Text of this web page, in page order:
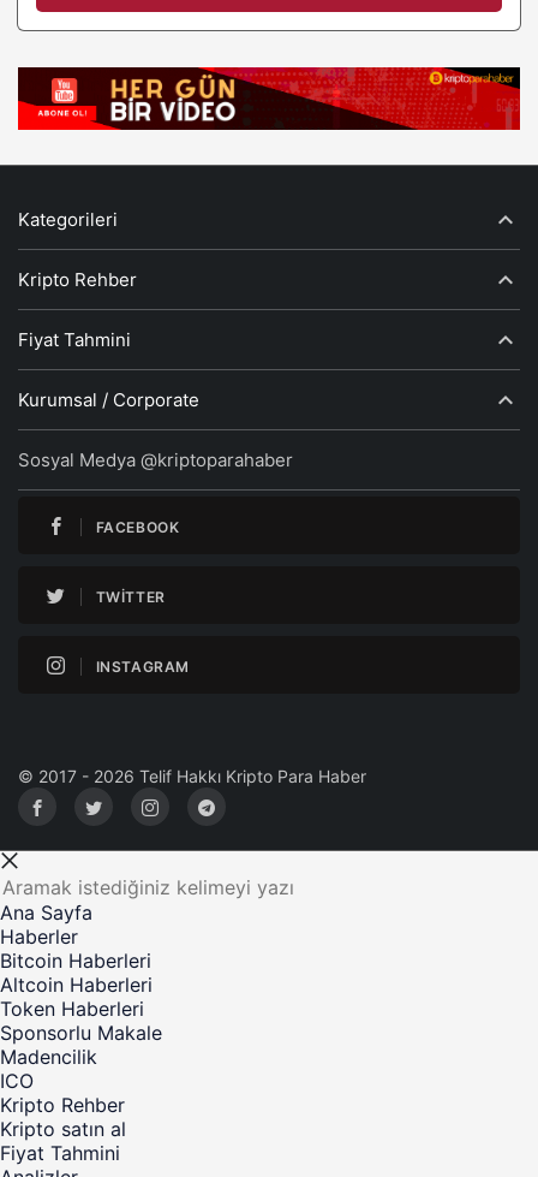
Kategorileri
Kripto Rehber
Fiyat Tahmini
Kurumsal / Corporate
Sosyal Medya @kriptoparahaber
FACEBOOK
TWITTER
INSTAGRAM
© 2017 - 2026 Telif Hakkı Kripto Para Haber
Ana Sayfa
Haberler
Bitcoin Haberleri
Altcoin Haberleri
Token Haberleri
Sponsorlu Makale
Madencilik
ICO
Kripto Rehber
Kripto satın al
Fiyat Tahmini